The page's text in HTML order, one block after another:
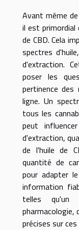
Avant même
il est primordial
de CBD. Cela
spectres
d'extraction.
poser les
pertinence des
ligne. Un
tous les
peut
d'extraction,
de l'huile de
quantité de
pour adapter
information
telles qu'un
pharmacologie,
précises sur